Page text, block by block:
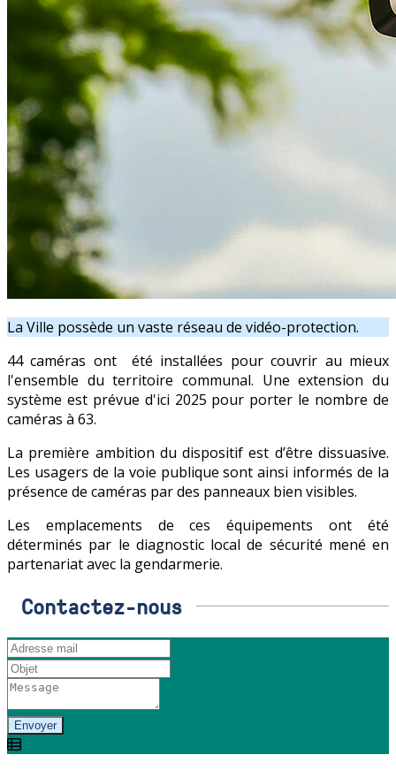
La Ville possède un vaste réseau de vidéo-protection.
44 caméras ont été installées pour couvrir au mieux
l'ensemble du territoire communal. Une extension du
système est prévue d'ici 2025 pour porter le nombre de
caméras à 63.
La première ambition du dispositif est d’être dissuasive.
Les usagers de la voie publique sont ainsi informés de la
présence de caméras par des panneaux bien visibles.
Les emplacements de ces équipements ont été
déterminés par le diagnostic local de sécurité mené en
partenariat avec la gendarmerie.
Contactez-nous
Envoyer